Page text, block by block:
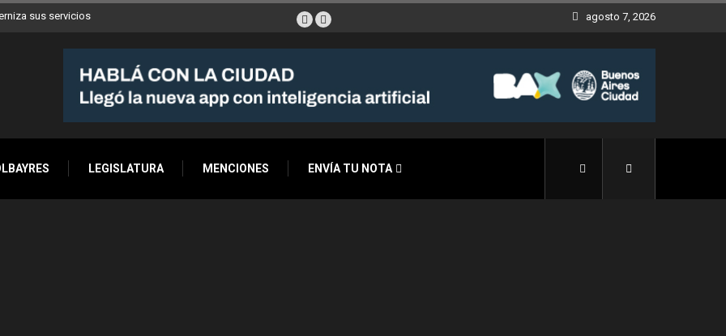
sus servicios agosto 7, 2026
LEGISLATURA MENCIONES ENVÍA TU NOTA